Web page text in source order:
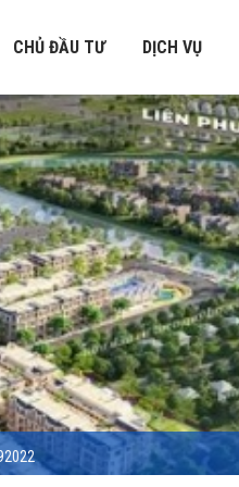
CHỦ ĐẦU TƯ DỊCH VỤ